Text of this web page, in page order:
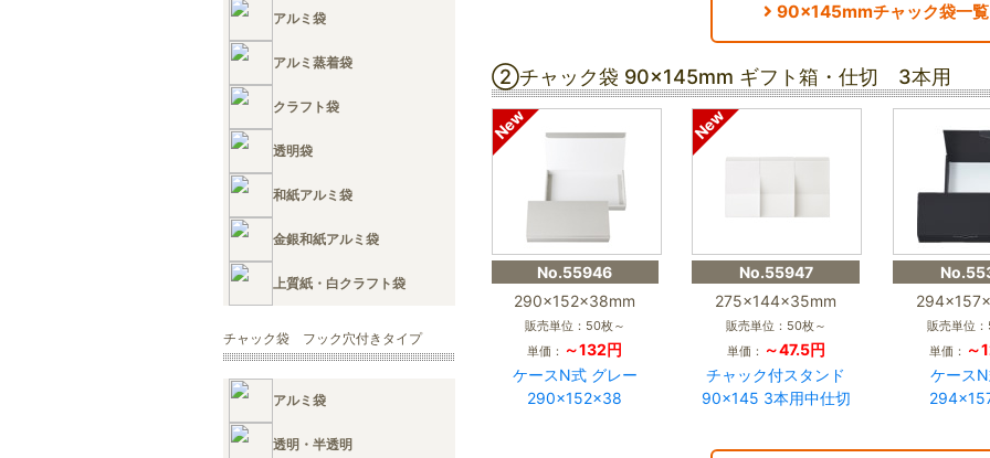
アルミ袋
アルミ蒸着袋
クラフト袋
透明袋
和紙アルミ袋
金銀和紙アルミ袋
上質紙・白クラフト袋
チャック袋 フック穴付きタイプ
アルミ袋
透明・半透明
90×145mmチャック袋一覧
②チャック袋 90×145mm ギフト箱・仕切 3本用
No.55946
290×152×38mm
販売単位：50枚～
単価： ～132円
ケースN式 グレー
290×152×38
No.55947
275×144×35mm
販売単位：50枚～
単価： ～47.5円
チャック付スタンド
90×145 3本用中仕切
販売単位
単価： ～
ケース